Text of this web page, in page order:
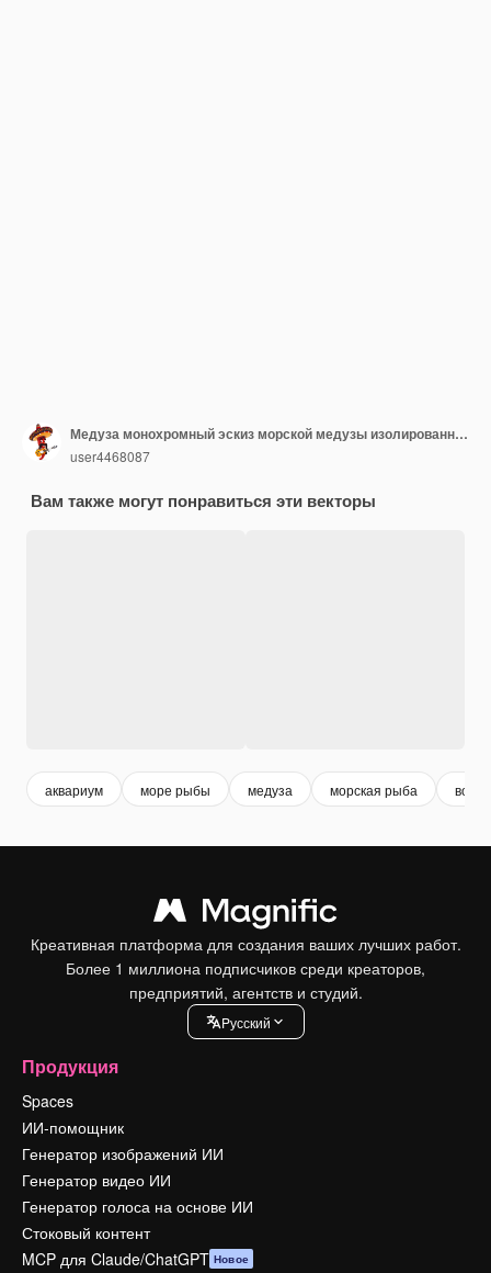
Медуза монохромный эскиз морской медузы изолированные
user4468087
Вам также могут понравиться эти векторы
аквариум море рыбы медуза морская рыба
Креативная платформа для создания ваших лучших работ.
Более 1 миллиона подписчиков среди креаторов,
предприятий, агентств и студий.
Pусский
Продукция
Spaces
ИИ-помощник
Генератор изображений ИИ
Генератор видео ИИ
Генератор голоса на основе ИИ
Стоковый контент
MCP для Claude/ChatGPT Новое